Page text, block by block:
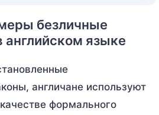
безличные
языке
англичане используют
формального